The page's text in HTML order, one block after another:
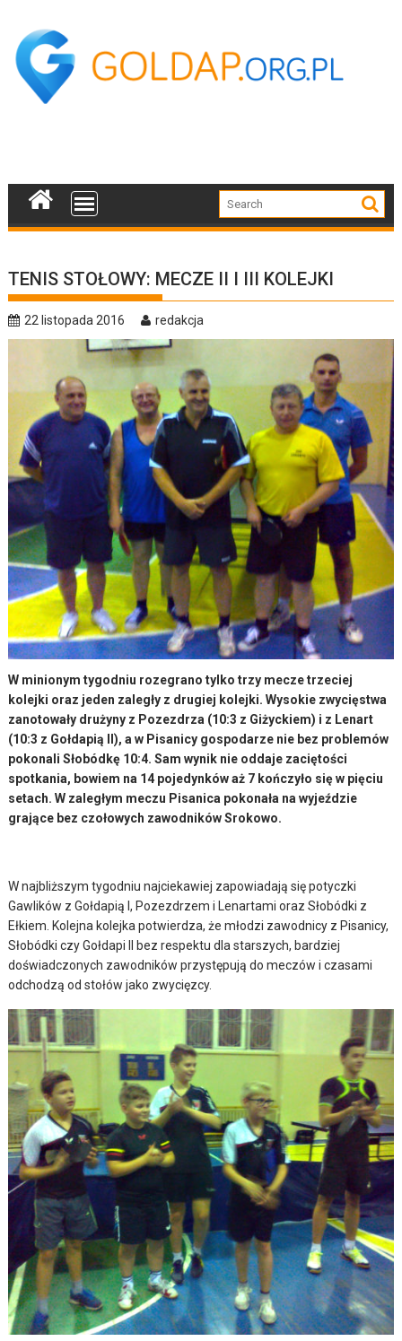
content
TENIS STOŁOWY: MECZE II I III KOLEJKI
22 listopada 2016 redakcja
W minionym tygodniu rozegrano tylko trzy mecze trzeciej
kolejki oraz jeden zaległy z drugiej kolejki. Wysokie zwycięstwa
zanotowały drużyny z Pozezdrza (10:3 z Giżyckiem) i z Lenart
(10:3 z Gołdapią II), a w Pisanicy gospodarze nie bez problemów
pokonali Słobódkę 10:4. Sam wynik nie oddaje zaciętości
spotkania, bowiem na 14 pojedynków aż 7 kończyło się w pięciu
setach. W zaległym meczu Pisanica pokonała na wyjeździe
grające bez czołowych zawodników Srokowo.
W najbliższym tygodniu najciekawiej zapowiadają się potyczki
Gawlików z Gołdapią I, Pozezdrzem i Lenartami oraz Słobódki z
Ełkiem. Kolejna kolejka potwierdza, że młodzi zawodnicy z Pisanicy,
Słobódki czy Gołdapi II bez respektu dla starszych, bardziej
doświadczonych zawodników przystępują do meczów i czasami
odchodzą od stołów jako zwycięzcy.